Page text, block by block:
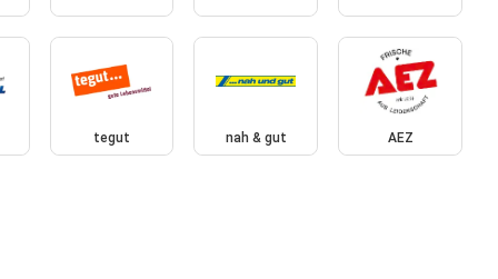
tegut nah & gut AEZ